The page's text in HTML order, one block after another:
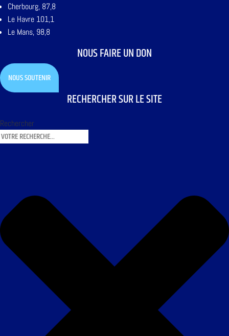
Cherbourg, 87,8
Le Havre 101,1
Le Mans, 98,8
NOUS FAIRE UN DON
NOUS SOUTENIR
RECHERCHER SUR LE SITE
Rechercher